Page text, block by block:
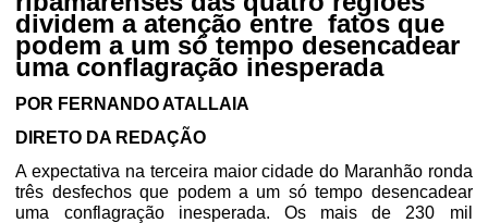
dividem a atenção entre fatos que
podem a um só tempo desencadear
uma conflagração inesperada
POR FERNANDO ATALLAIA
DIRETO DA REDAÇÃO
A expectativa na terceira maior cidade do Maranhão ronda
três desfechos que podem a um só tempo desencadear
uma conflagração inesperada. Os mais de 230 mil